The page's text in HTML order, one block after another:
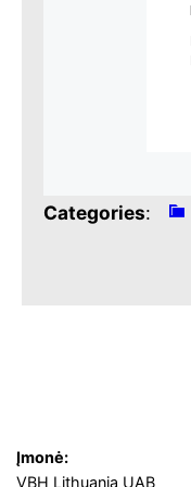
Categories:
Įmonė:
VBH Lithuania UAB